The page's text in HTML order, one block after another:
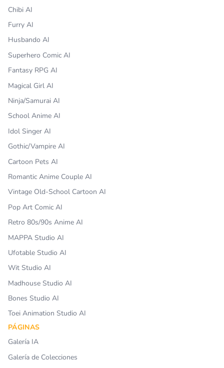
Chibi AI
Furry AI
Husbando AI
Superhero Comic AI
Fantasy RPG AI
Magical Girl AI
Ninja/Samurai AI
School Anime AI
Idol Singer AI
Gothic/Vampire AI
Cartoon Pets AI
Romantic Anime Couple AI
Vintage Old-School Cartoon AI
Pop Art Comic AI
Retro 80s/90s Anime AI
MAPPA Studio AI
Ufotable Studio AI
Wit Studio AI
Madhouse Studio AI
Bones Studio AI
Toei Animation Studio AI
PÁGINAS
Galería IA
Galería de Colecciones